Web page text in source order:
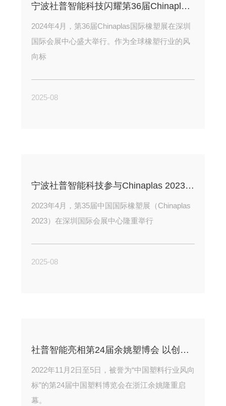
宁波社普智能科技闪耀第36届Chinaplas 以智能机械手自动化生产解决方案加快产业升级
2024年4月，第36届Chinaplas国际橡塑展在深圳
国际会展中心盛大举行。作为全球橡塑行业的风
向标
2025-08
宁波社普智能科技参与Chinaplas 2023，机器人机械手引燃行业新动能
2023年4月，第35届中国国际橡塑展（Chinaplas
2023）在深圳国际会展中心隆重举行
2025-08
社普智能亮相第24届余姚塑博会 以创新机械手赋能塑料智造未来
2022年11月2日至5日，被誉为“中国塑料行业风向
标”的第24届中国塑料博览会在浙江余姚隆重启
幕。